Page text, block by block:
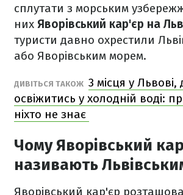
сплутати з морським
них Яворівський кар'єр на
туристи давно охрестили
або Яворівським морем.
ДИВІТЬСЯ ТАКОЖ 3 місця у
освіжитись у холодній воді:
ніхто не знає
Чому Яворівський
називають
Яворівський кар'єр